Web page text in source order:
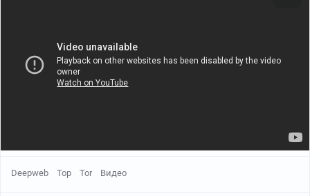
Deepweb Тор Tor Видео